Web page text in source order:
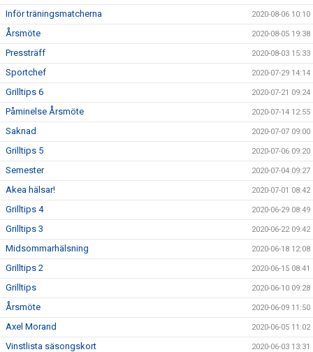
Inför träningsmatcherna 2020-08-06 10:10
Årsmöte 2020-08-05 19:38
Pressträff 2020-08-03 15:33
Sportchef 2020-07-29 14:14
Grilltips 6 2020-07-21 09:24
Påminelse Årsmöte 2020-07-14 12:55
Saknad 2020-07-07 09:00
Grilltips 5 2020-07-06 09:20
Semester 2020-07-04 09:27
Akea hälsar! 2020-07-01 08:42
Grilltips 4 2020-06-29 08:49
Grilltips 3 2020-06-22 09:42
Midsommarhälsning 2020-06-18 12:08
Grilltips 2 2020-06-15 08:41
Grilltips 2020-06-10 09:28
Årsmöte 2020-06-09 11:50
Axel Morand 2020-06-05 11:02
Vinstlista säsongskort 2020-06-03 13:31